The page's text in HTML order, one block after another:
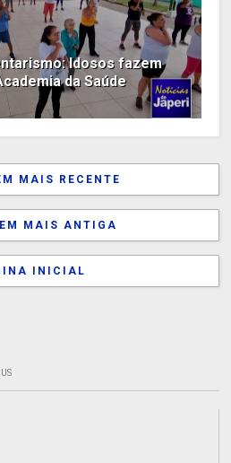
Idosos fazem
da Saúde
MAIS RECENTE
MAIS ANTIGA
INICIAL